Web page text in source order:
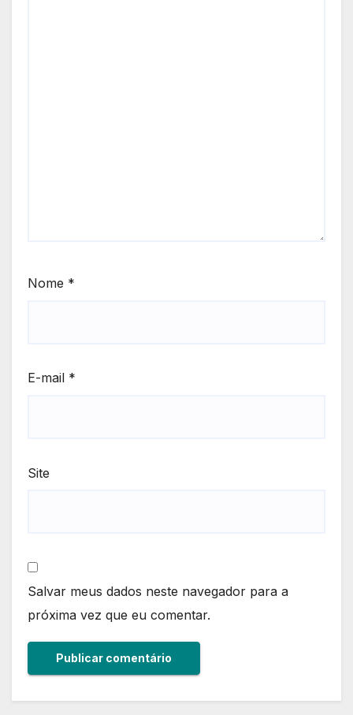
Nome *
E-mail *
Site
Salvar meus dados neste navegador para a
próxima vez que eu comentar.